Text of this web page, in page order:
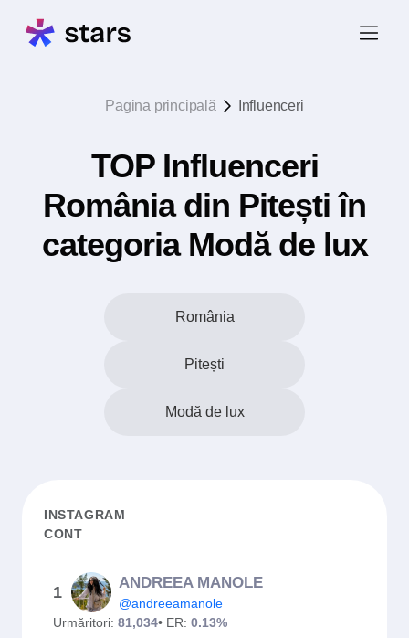
Pagina principală Influenceri
TOP Influenceri
România din Pitești în
categoria Modă de lux
România
Pitești
Modă de lux
INSTAGRAM
CONT
1
ANDREEA MANOLE
@andreeamanole
Urmăritori: 81,034• ER: 0.13%